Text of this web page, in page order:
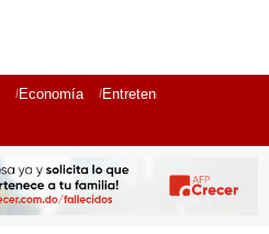
Economía Entretenimiento